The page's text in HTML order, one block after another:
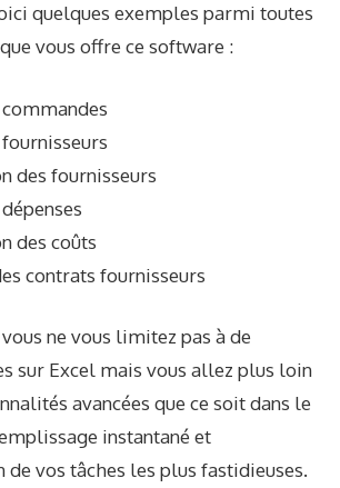
quelques exemples parmi toutes
vous offre ce software :
des fournisseurs
des coûts
contrats fournisseurs
ne vous limitez pas à de
sur Excel mais vous allez plus loin
avancées que ce soit dans le
instantané et
de vos tâches les plus fastidieuses.